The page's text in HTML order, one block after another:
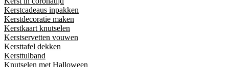
Kerstcadeaus inpakken
Kerstdecoratie maken
Kerstkaart knutselen
Kerstservetten vouwen
Kersttafel dekken
Kersttulband
Knutselen met Halloween